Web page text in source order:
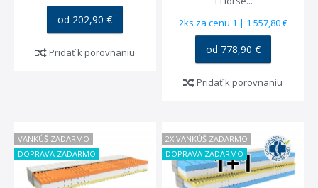
od 202,90 €
Pridať k porovnaniu
2ks za cenu 1 |1 557,80 €
od 778,90 €
Pridať k porovnaniu
VANKÚŠ ZADARMO
DOPRAVA ZADARMO
2X VANKÚŠ ZADARMO
DOPRAVA ZADARMO